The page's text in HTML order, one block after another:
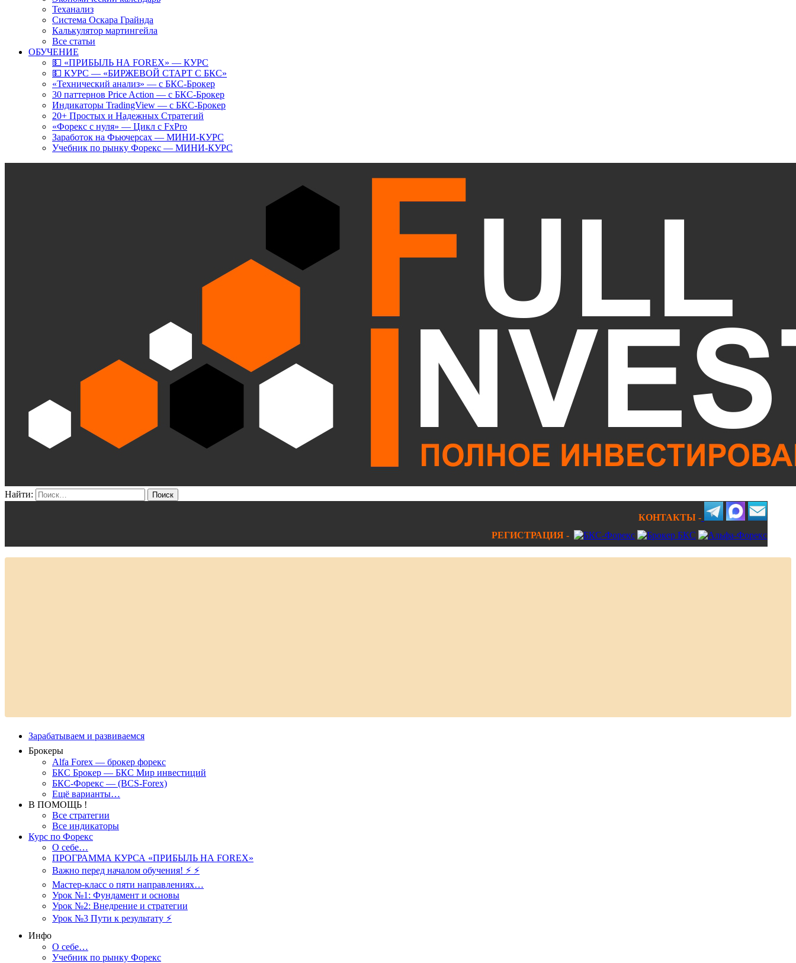
Теханализ
Система Оскара Грайнда
Калькулятор мартингейла
Все статьи
ОБУЧЕНИЕ
💵 «ПРИБЫЛЬ НА FOREX» — КУРС
💵 КУРС — «БИРЖЕВОЙ СТАРТ С БКС»
«Технический анализ» — с БКС-Брокер
30 паттернов Price Action — с БКС-Брокер
Индикаторы TradingView — с БКС-Брокер
20+ Простых и Надежных Стратегий
«Форекс с нуля» — Цикл с FxPro
Заработок на Фьючерсах — МИНИ-КУРС
Учебник по рынку Форекс — МИНИ-КУРС
Найти:
КОНТАКТЫ -
РЕГИСТРАЦИЯ -
Зарабатываем и развиваемся
Брокеры
Alfa Forex — брокер форекс
БКС Брокер — БКС Мир инвестиций
БКС-Форекс — (BCS-Forex)
Ещё варианты…
В ПОМОЩЬ !
Все стратегии
Все индикаторы
Курс по Форекс
О себе…
ПРОГРАММА КУРСА «ПРИБЫЛЬ НА FOREX»
Важно перед началом обучения! ⚡ ⚡
Мастер-класс о пяти направлениях…
Урок №1: Фундамент и основы
Урок №2: Внедрение и стратегии
Урок №3 Пути к результату ⚡️
Инфо
О себе…
Учебник по рынку Форекс